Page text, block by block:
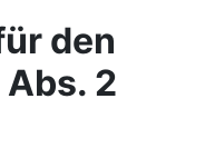
den
2